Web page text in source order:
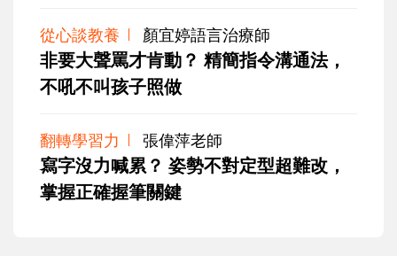
從心談教養 顏宜婷語言治療師
非要大聲罵才肯動？ 精簡指令溝通法，
不吼不叫孩子照做
翻轉學習力 張偉萍老師
寫字沒力喊累？ 姿勢不對定型超難改，
掌握正確握筆關鍵